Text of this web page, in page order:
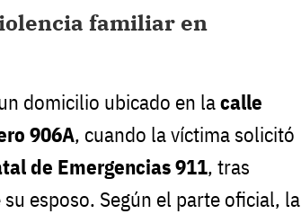
familiar en
domicilio ubicado en lacalle
906A, cuando la víctima solicitó
de Emergencias 911, tras
esposo. Según el parte oficial, la